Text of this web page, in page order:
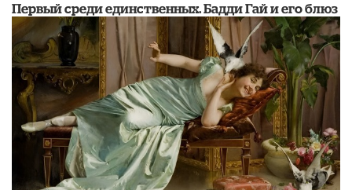
Первый среди единственных. Бадди Гай и его блюз